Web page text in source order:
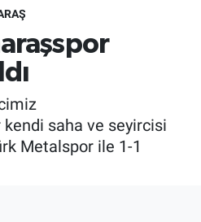
saha ve seyircisi
Metalspor ile 1-1
Haritası
ve Fikstür